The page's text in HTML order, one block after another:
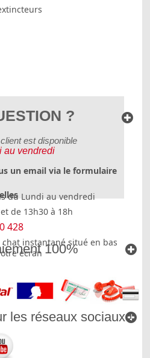
?
est disponible
au vendredi
un email via le formulaire
du Lundi au vendredi
de 13h30 à 18h
428
instantané situé en bas
écran 100%
les réseaux sociaux !